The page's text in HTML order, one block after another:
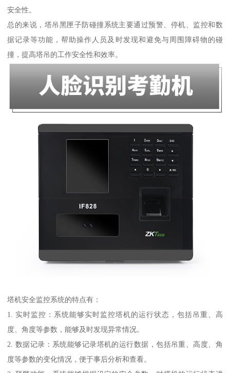
安全性。
总的来说，塔吊黑匣子防碰撞系统主要通过预警、停机、监控和数
据记录等功能，帮助操作人员及时发现和避免与周围障碍物的碰
撞，提高塔吊的工作安全性和效率。
塔机安全监控系统的特点有：
1. 实时监控：系统能够实时监控塔机的运行状态，包括吊重、高
度、角度等参数，能够及时发现异常情况。
2. 数据记录：系统能够记录塔机的运行数据，包括吊重、高度、角
度等参数的变化情况，便于事后分析和查看。